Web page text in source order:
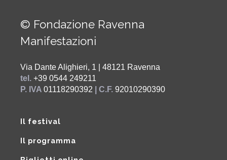
© Fondazione Ravenna
Manifestazioni
Via Dante Alighieri, 1 | 48121 Ravenna
tel. +39 0544 249211
P. IVA 01118290392 | C.F. 92010290390
Il festival
Il programma